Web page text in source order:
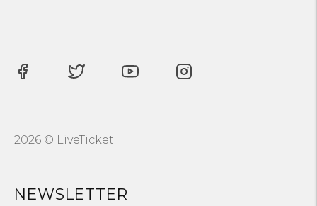
2026 © LiveTicket
NEWSLETTER